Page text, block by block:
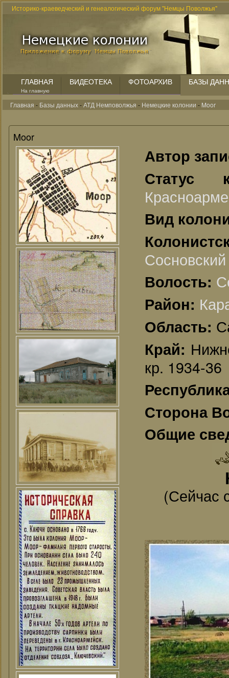
Историко-краеведческий и генеалогический форум "Немцы Поволжья"
ГЛАВНАЯ
На главную
ВИДЕОТЕКА ФОТОАРХИВ БАЗЫ
Главная - Базы данных-АТД Немповолжья - Немецкие колонии - Moor
Moor
Автор
Статус
Вид
Волость:
Район:
Область:
Край:
кр. 1934-36
Сторона
Общие
(Сейчас